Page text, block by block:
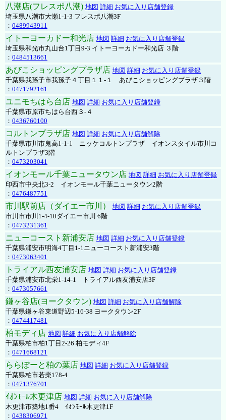
八潮店(フレスポ八潮) 地図 詳細 お気に入り店舗登録
埼玉県八潮市大瀬1-1-3 フレスポ八潮3F
： 0489943911
イトーヨーカドー和光店 地図 詳細 お気に入り店舗登録
埼玉県和光市丸山台1丁目9-3 イトーヨーカドー和光店 ３階
： 0484513661
あびこショッピングプラザ店 地図 詳細 お気に入り店舗登録
千葉県我孫子市我孫子４丁目１１-１ あびこショッピングプラザ３階
： 0471792161
ユニモちはら台店 地図 詳細 お気に入り店舗登録
千葉県市原市ちはら台西３-４
： 0436760100
コルトンプラザ店 地図 詳細 お気に入り店舗解除
千葉県市川市鬼高1-1-1 ニッケコルトンプラザ イオンスタイル市川コ
ルトンプラザ3階
： 0473203041
イオンモール千葉ニュータウン店 地図 詳細 お気に入り店舗登録
印西市中央北3-2 イオンモール千葉ニュータウン2階
： 0476487751
市川駅前店（ダイエー市川） 地図 詳細 お気に入り店舗登録
市川市市川1-4-10ダイエー市川 6階
： 0473231361
ニューコースト新浦安店 地図 詳細 お気に入り店舗登録
千葉県浦安市明海4丁目1-1ニューコースト新浦安3階
： 0473063401
トライアル西友浦安店 地図 詳細 お気に入り店舗登録
千葉県浦安市北栄1-14-1 トライアル西友浦安店3F
： 0473057661
鎌ヶ谷店(ヨークタウン) 地図 詳細 お気に入り店舗解除
千葉県鎌ヶ谷東道野辺5-16-38 ヨークタウン2F
： 0474417481
柏モディ店 地図 詳細 お気に入り店舗解除
千葉県柏市柏1丁目2-26 柏モディ4F
： 0471668121
ららぽーと柏の葉店 地図 詳細 お気に入り店舗登録
千葉県柏市若柴178-4
： 0471376701
ｲｵﾝﾓｰﾙ木更津店 地図 詳細 お気に入り店舗解除
木更津市築地1番4 ｲｵﾝﾓｰﾙ木更津1F
： 0438306971